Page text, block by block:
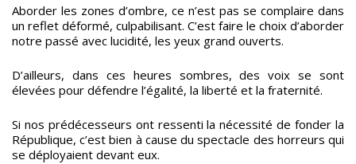
Aborder les zones d’ombre, ce n’est pas se complaire dans
un reflet déformé, culpabilisant. C’est faire le choix d’aborder
notre passé avec lucidité, les yeux grand ouverts.
D’ailleurs, dans ces heures sombres, des voix se sont
élevées pour défendre l’égalité, la liberté et la fraternité.
Si nos prédécesseurs ont ressenti la nécessité de fonder la
République, c’est bien à cause du spectacle des horreurs qui
se déployaient devant eux.